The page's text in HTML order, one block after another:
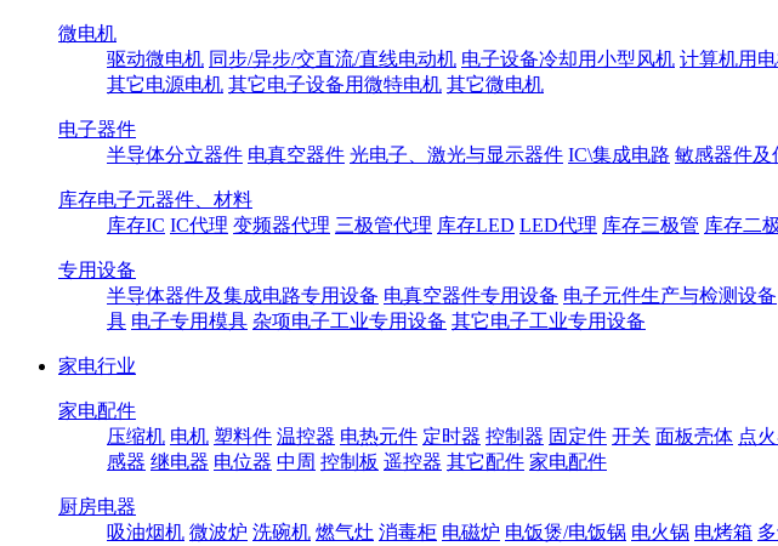
微电机
驱动微电机 同步/异步/交直流/直线电动机 电子设备冷却用小型风机 计算机用
其它电源电机 其它电子设备用微特电机 其它微电机
电子器件
半导体分立器件 电真空器件 光电子、激光与显示器件 IC\集成电路 敏感器件及
库存电子元器件、材料
库存IC IC代理 变频器代理 三极管代理 库存LED LED代理 库存三极管 库存二
专用设备
半导体器件及集成电路专用设备 电真空器件专用设备 电子元件生产与检测设备
具 电子专用模具 杂项电子工业专用设备 其它电子工业专用设备
家电行业
家电配件
压缩机 电机 塑料件 温控器 电热元件 定时器 控制器 固定件 开关 面板壳体 点
感器 继电器 电位器 中周 控制板 遥控器 其它配件 家电配件
厨房电器
吸油烟机 微波炉 洗碗机 燃气灶 消毒柜 电磁炉 电饭煲/电饭锅 电火锅 电烤箱